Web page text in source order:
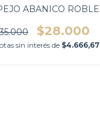
ABANICO ROBLE
$28.000
sin interés de $4.666,67